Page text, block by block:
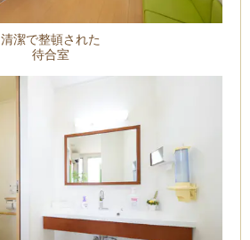
清潔で整頓された
待合室